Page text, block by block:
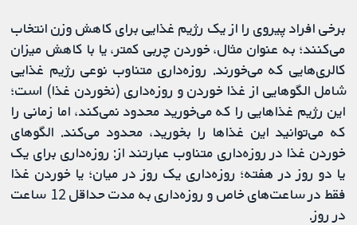
برخی افراد پیروی را از یک رژیم غذایی برای کاهش وزن انتخاب
می‌کنند؛ به عنوان مثال، خوردن چربی کمتر، یا با کاهش میزان
کالری‌هایی که می‌خورند. روزه‌داری متناوب نوعی رژیم غذایی
شامل الگوهایی از غذا خوردن و روزه‌داری (نخوردن غذا) است؛
این رژیم غذاهایی را که می‌خورید محدود نمی‌کند، اما زمانی را
که می‌توانید این غذاها را بخورید، محدود می‌کند. الگوهای
خوردن غذا در روزه‌داری متناوب عبارتند از: روزه‌داری برای یک
یا دو روز در هفته؛ روزه‌داری یک روز در میان؛ یا خوردن غذا
فقط در ساعت‌های خاص و روزه‌داری به مدت حداقل 12 ساعت
در روز.